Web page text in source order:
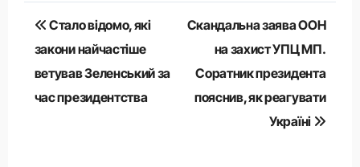
Навігація
записів
Стало відомо, які
закони найчастіше
ветував Зеленський за
час президентства
Скандальна заява ООН
на захист УПЦ МП.
Соратник президента
пояснив, як реагувати
Україні